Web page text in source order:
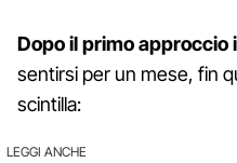
Dopo il primo
sentirsi per un mese, fin
scintilla:
LEGGI ANCHE